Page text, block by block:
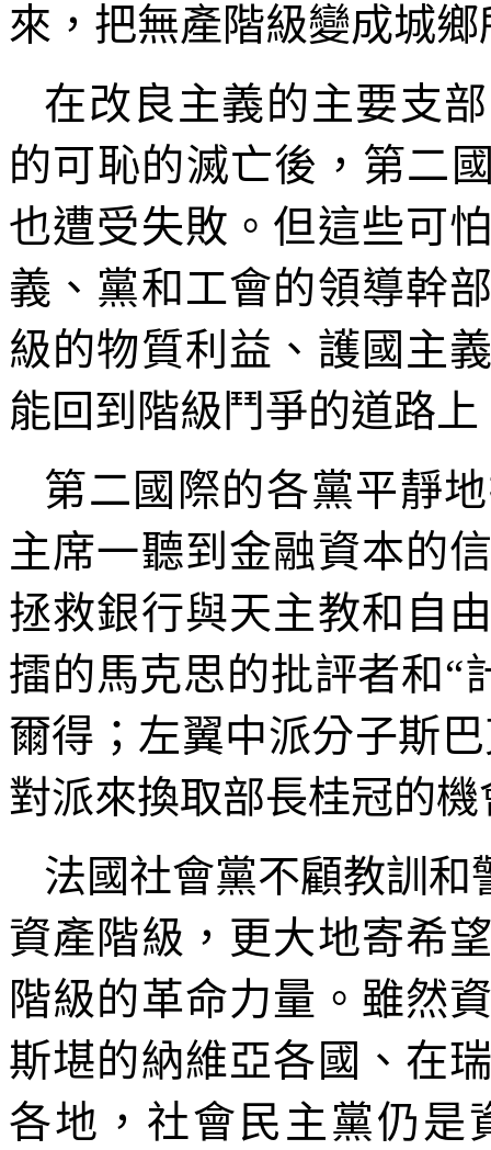
來，把無產階級變成城
在改良主義的主要支
的可恥的滅亡後，第二
也遭受失敗。但這些可
義、黨和工會的領導幹
級的物質利益、護國主
能回到階級鬥爭的道路上
第二國際的各黨平靜
主席一聽到金融資本的
拯救銀行與天主教和自
擂的馬克思的批評者和“
爾得；左翼中派分子斯
對派來換取部長桂冠的機
法國社會黨不顧教訓和
資產階級，更大地寄希
階級的革命力量。雖然
斯堪的納維亞各國、在
各地，社會民主黨仍是